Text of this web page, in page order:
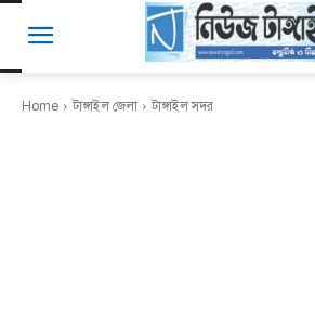
Home টাঙ্গাইল জেলা টাঙ্গাইল সদর